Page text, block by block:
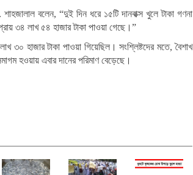
শাহজালাল বলেন, “দুই দিন ধরে ১৫টি দানবাক্স খুলে টাকা গণনা
৩৪ লাখ ৫৪ হাজার টাকা পাওয়া গেছে।”
৩০ হাজার টাকা পাওয়া গিয়েছিল। সংশ্লিষ্টদের মতে, বৈশাখ
হওয়ায় এবার দানের পরিমাণ বেড়েছে।